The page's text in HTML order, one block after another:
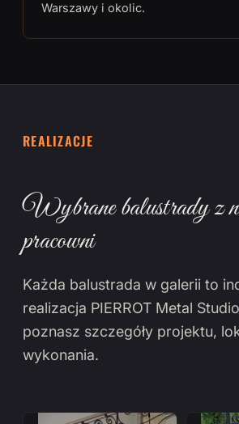
Warszawy i okolic.
REALIZACJE
Wybrane balustrady z
pracowni
Każda balustrada w galerii to
realizacja PIERROT Metal
poznasz szczegóły projektu,
wykonania.